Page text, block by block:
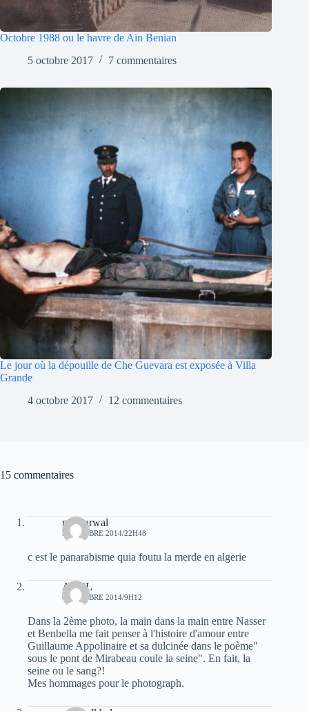
Octobre 1988 ou le havre de Ain Benian
5 octobre 2017
7 commentaires
Le jour où la dépouille de Che Guevara est exposée à Villa
Grande
4 octobre 2017
12 commentaires
15 commentaires
moh arwal
5 OCTOBRE 2014/22H48
c est le panarabisme quia foutu la merde en algerie
AZUL
6 OCTOBRE 2014/9H12
Dans la 2ème photo, la main dans la main entre Nasser
et Benbella me fait penser à l'histoire d'amour entre
Guillaume Appolinaire et sa dulcinée dans le poème"
sous le pont de Mirabeau coule la seine". En fait, la
seine ou le sang?!
Mes hommages pour le photograph.